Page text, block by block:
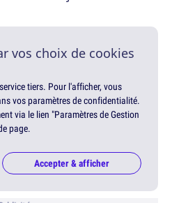
vos choix de cookies
tiers. Pour l'afficher, vous
vos paramètres de confidentialité.
via le lien "Paramètres de Gestion
page.
Accepter & afficher